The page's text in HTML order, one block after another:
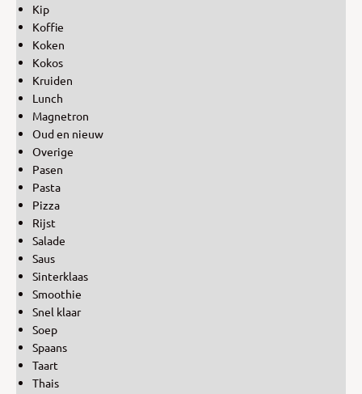
Kip
Koffie
Koken
Kokos
Kruiden
Lunch
Magnetron
Oud en nieuw
Overige
Pasen
Pasta
Pizza
Rijst
Salade
Saus
Sinterklaas
Smoothie
Snel klaar
Soep
Spaans
Taart
Thais